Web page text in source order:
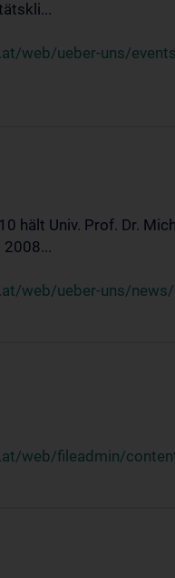
web/ueber-uns/
hält Univ. Prof. Dr.
2008...
web/ueber-uns/
web/fileadmin/